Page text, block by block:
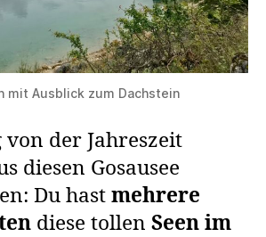
mit Ausblick zum Dachstein
der Jahreszeit
diesen Gosausee
Du hast mehrere
diese tollen Seen im